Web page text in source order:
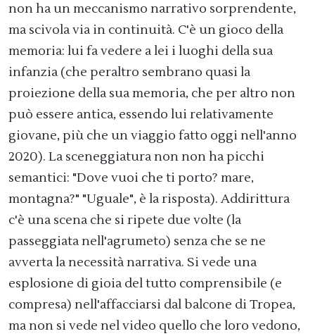
non ha un meccanismo narrativo sorprendente,
ma scivola via in continuità. C'è un gioco della
memoria: lui fa vedere a lei i luoghi della sua
infanzia (che peraltro sembrano quasi la
proiezione della sua memoria, che per altro non
può essere antica, essendo lui relativamente
giovane, più che un viaggio fatto oggi nell'anno
2020). La sceneggiatura non non ha picchi
semantici: "Dove vuoi che ti porto? mare,
montagna?" "Uguale", è la risposta). Addirittura
c'è una scena che si ripete due volte (la
passeggiata nell'agrumeto) senza che se ne
avverta la necessità narrativa. Si vede una
esplosione di gioia del tutto comprensibile (e
compresa) nell'affacciarsi dal balcone di Tropea,
ma non si vede nel video quello che loro vedono,